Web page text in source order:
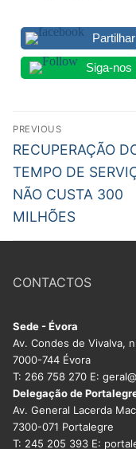
sindicalização
Notícias
Sectores
PRÉ-ESCOLAR
1º CICLO
ENSINO
EDUCAÇÃO
PARTICULAR /
ENSINO
PROFESSORES
Partilhar
Siga-nos
Navegação
de
artigos
PREVIOUS
Previous
post:
RECUPERAÇÃO
TEMPO DE
NÃO CUSTA 300
MILHÕES
CONTACTOS
Sede - Évora
Av. Condes de Vivalva,
7000-744 Évora
T: 266 758 270 E:
Delegação de
Av. General Lacerda
7300-071 Portalegre
T: 245 205 393 E: